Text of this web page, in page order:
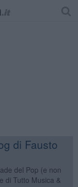
di Fausto
del Pop (e non
di Tutto Musica &